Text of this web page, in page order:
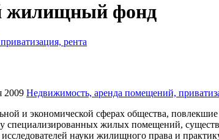
жилищный фонд
рента
2009 Недвижимость, аренда помещений,
и экономической сферах общества,
специализированных жилых помещений,
исследователей науки жилищного права и